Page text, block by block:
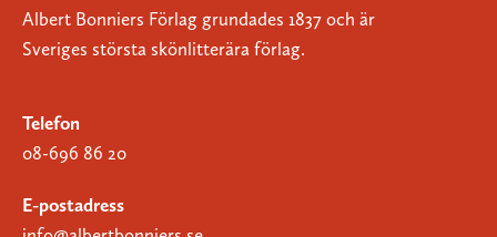
Albert Bonniers Förlag grundades 1837 och är
Sveriges största skönlitterära förlag.
Telefon
08-696 86 20
E-postadress